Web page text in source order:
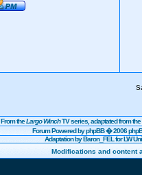
From theLargo WinchTV series, adaptated from
Forum Powered byphpBB� 2006
Adaptation by Baron_FEL for LW
Modifications and content